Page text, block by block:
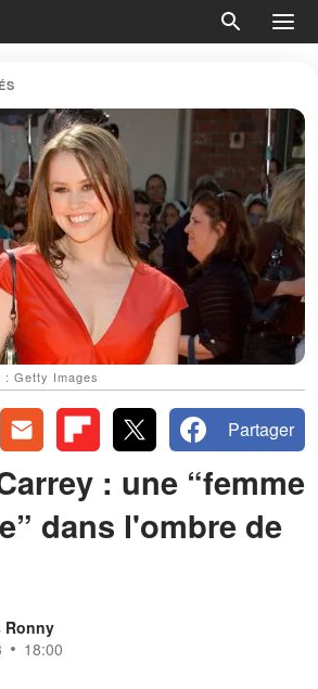
Getty Images
Partager
: une “femme
dans l'ombre de
Ronny
18:00